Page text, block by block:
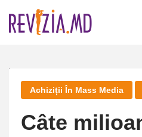
Achiziții În Mass Media
Câte